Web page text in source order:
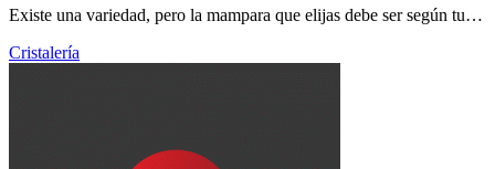
Existe una variedad, pero la mampara que elijas debe ser según tu…
Cristalería